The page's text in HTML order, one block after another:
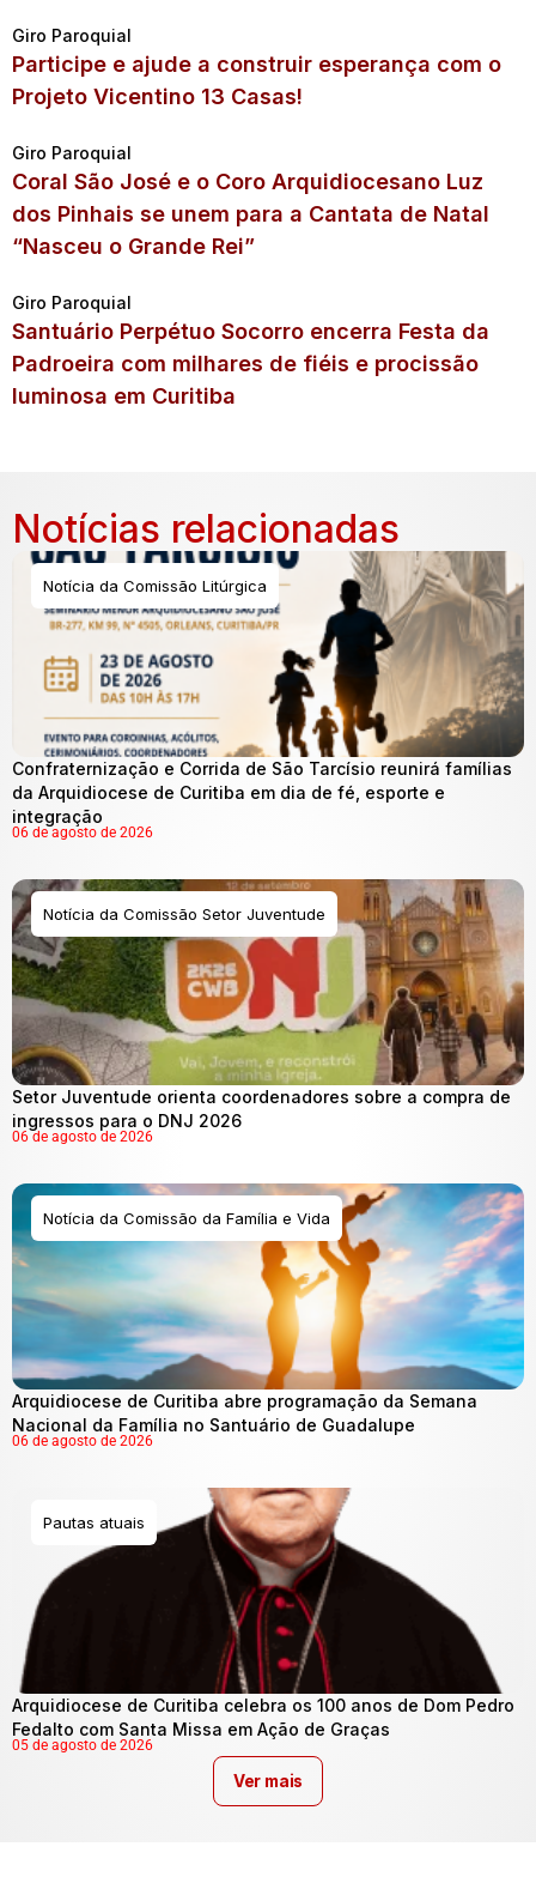
Giro Paroquial
Participe e ajude a construir esperança com o
Projeto Vicentino 13 Casas!
Giro Paroquial
Coral São José e o Coro Arquidiocesano Luz
dos Pinhais se unem para a Cantata de Natal
“Nasceu o Grande Rei”
Giro Paroquial
Santuário Perpétuo Socorro encerra Festa da
Padroeira com milhares de fiéis e procissão
luminosa em Curitiba
Notícias relacionadas
Notícia da Comissão Litúrgica
Confraternização e Corrida de São Tarcísio reunirá famílias
da Arquidiocese de Curitiba em dia de fé, esporte e
integração
06 de agosto de 2026
Notícia da Comissão Setor Juventude
Setor Juventude orienta coordenadores sobre a compra de
ingressos para o DNJ 2026
06 de agosto de 2026
Notícia da Comissão da Família e Vida
Arquidiocese de Curitiba abre programação da Semana
Nacional da Família no Santuário de Guadalupe
06 de agosto de 2026
Pautas atuais
Arquidiocese de Curitiba celebra os 100 anos de Dom Pedro
Fedalto com Santa Missa em Ação de Graças
05 de agosto de 2026
Ver mais